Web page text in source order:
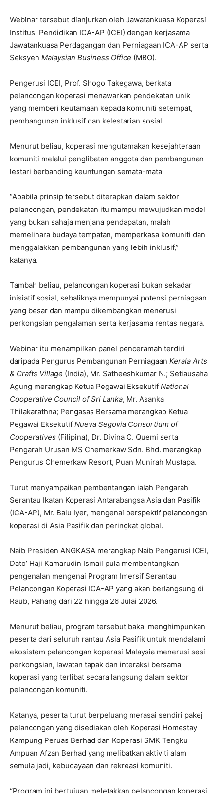
Webinar tersebut dianjurkan oleh Jawatankuasa Koperasi
Institusi Pendidikan ICA-AP (ICEI) dengan kerjasama
Jawatankuasa Perdagangan dan Perniagaan ICA-AP serta
Seksyen Malaysian Business Office (MBO).
Pengerusi ICEI, Prof. Shogo Takegawa, berkata
pelancongan koperasi menawarkan pendekatan unik
yang memberi keutamaan kepada komuniti setempat,
pembangunan inklusif dan kelestarian sosial.
Menurut beliau, koperasi mengutamakan kesejahteraan
komuniti melalui penglibatan anggota dan pembangunan
lestari berbanding keuntungan semata-mata.
“Apabila prinsip tersebut diterapkan dalam sektor
pelancongan, pendekatan itu mampu mewujudkan model
yang bukan sahaja menjana pendapatan, malah
memelihara budaya tempatan, memperkasa komuniti dan
menggalakkan pembangunan yang lebih inklusif,”
katanya.
Tambah beliau, pelancongan koperasi bukan sekadar
inisiatif sosial, sebaliknya mempunyai potensi perniagaan
yang besar dan mampu dikembangkan menerusi
perkongsian pengalaman serta kerjasama rentas negara.
Webinar itu menampilkan panel penceramah terdiri
daripada Pengurus Pembangunan Perniagaan Kerala Arts
& Crafts Village (India), Mr. Satheeshkumar N.; Setiausaha
Agung merangkap Ketua Pegawai Eksekutif National
Cooperative Council of Sri Lanka, Mr. Asanka
Thilakarathna; Pengasas Bersama merangkap Ketua
Pegawai Eksekutif Nueva Segovia Consortium of
Cooperatives (Filipina), Dr. Divina C. Quemi serta
Pengarah Urusan MS Chemerkaw Sdn. Bhd. merangkap
Pengurus Chemerkaw Resort, Puan Munirah Mustapa.
Turut menyampaikan pembentangan ialah Pengarah
Serantau Ikatan Koperasi Antarabangsa Asia dan Pasifik
(ICA-AP), Mr. Balu Iyer, mengenai perspektif pelancongan
koperasi di Asia Pasifik dan peringkat global.
Naib Presiden ANGKASA merangkap Naib Pengerusi ICEI,
Dato’ Haji Kamarudin Ismail pula membentangkan
pengenalan mengenai Program Imersif Serantau
Pelancongan Koperasi ICA-AP yang akan berlangsung di
Raub, Pahang dari 22 hingga 26 Julai 2026.
Menurut beliau, program tersebut bakal menghimpunkan
peserta dari seluruh rantau Asia Pasifik untuk mendalami
ekosistem pelancongan koperasi Malaysia menerusi sesi
perkongsian, lawatan tapak dan interaksi bersama
koperasi yang terlibat secara langsung dalam sektor
pelancongan komuniti.
Katanya, peserta turut berpeluang merasai sendiri pakej
pelancongan yang disediakan oleh Koperasi Homestay
Kampung Peruas Berhad dan Koperasi SMK Tengku
Ampuan Afzan Berhad yang melibatkan aktiviti alam
semula jadi, kebudayaan dan rekreasi komuniti.
“Program ini bertujuan meletakkan pelancongan koperasi